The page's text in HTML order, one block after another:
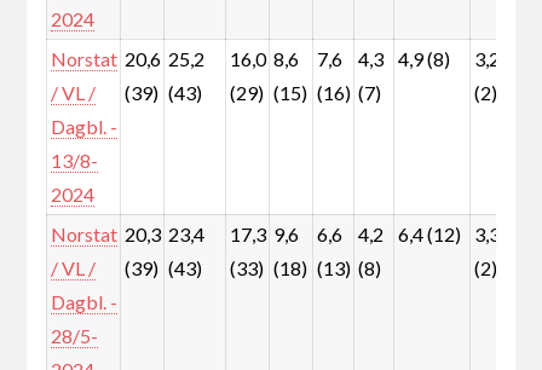
2024
Norstat
/ VL /
Dagbl. -
13/8-
2024
20,6
(39)
25,2
(43)
16,0
(29)
8,6
(15)
7,6
(16)
4,3
(7)
4,9 (8)
3,2
(2)
Norstat
/ VL /
Dagbl. -
28/5-
20,3
(39)
23,4
(43)
17,3
(33)
9,6
(18)
6,6
(13)
4,2
(8)
6,4 (12)
3,3
(2)